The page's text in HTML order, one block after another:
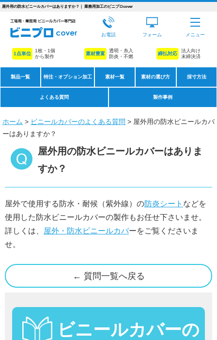
屋外用の防水ビニールカバーはありますか？｜ 業務用加工のビニプロcover
お電話 フォーム メニュー
1点単位
1枚・1個
から製作
素材豊富
透明・糸入
防炎・不燃
締払対応
法人向け
末締決済
製品一覧 特注・オプション加工 素材一覧 素材の選び方 採寸方法
よくある質問 製作事例
ホーム > ビニールカバーのよくある質問 > 屋外用の防水ビニールカバ
ーはありますか？
屋外用の防水ビニールカバーはありま
すか？
屋外で使用する防水・耐候（紫外線）の防炎シート などを
使用した防水ビニールカバーの製作もお任せ下さいませ。
詳しくは、
屋外・防水ビニールカバーをご覧くださいま
せ。
← 質問一覧へ戻る
ビニールカバーの